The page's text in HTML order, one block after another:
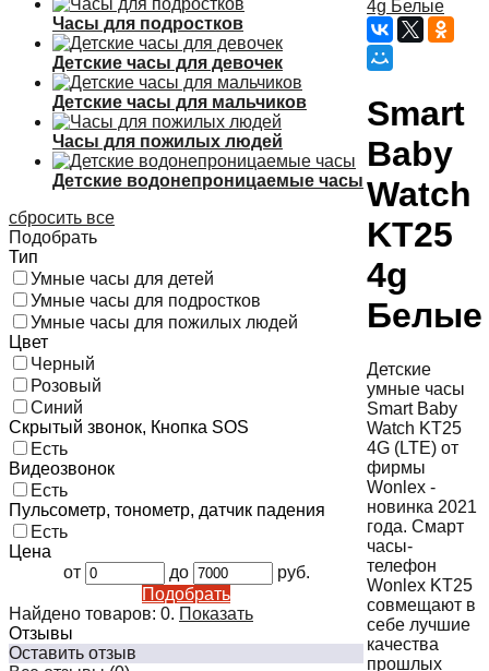
Часы для подростков
Детские часы для девочек
Детские часы для мальчиков
Часы для пожилых людей
Детские водонепроницаемые часы
сбросить все
Подобрать
Тип
Умные часы для детей
Умные часы для подростков
Умные часы для пожилых людей
Цвет
Черный
Розовый
Синий
Скрытый звонок, Кнопка SOS
Есть
Видеозвонок
Есть
Пульсометр, тонометр, датчик падения
Есть
Цена
от
до
руб.
Подобрать
Найдено товаров: 0. Показать
Отзывы
Оставить отзыв
Smart
Baby
Watch
KT25
4g
Белые
Детские
умные часы
Smart Baby
Watch KT25
4G (LTE) от
фирмы
Wonlex -
новинка 2021
года. Смарт
часы-
телефон
Wonlex KT25
совмещают в
себе лучшие
качества
прошлых